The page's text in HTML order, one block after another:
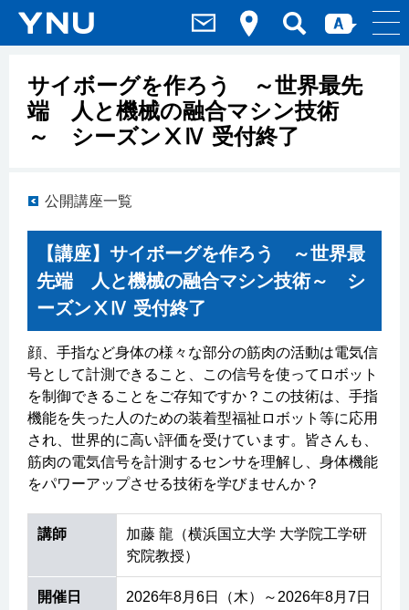
サイボーグを作ろう ～世界最先
端 人と機械の融合マシン技術
～ シーズンⅩⅣ 受付終了
公開講座一覧
【講座】サイボーグを作ろう ～世界最
先端 人と機械の融合マシン技術～ シ
ーズンⅩⅣ 受付終了
顔、手指など身体の様々な部分の筋肉の活動は電気信
号として計測できること、この信号を使ってロボット
を制御できることをご存知ですか？この技術は、手指
機能を失った人のための装着型福祉ロボット等に応用
され、世界的に高い評価を受けています。皆さんも、
筋肉の電気信号を計測するセンサを理解し、身体機能
をパワーアップさせる技術を学びませんか？
講師
加藤 龍（横浜国立大学 大学院工学研
究院教授）
開催日
2026年8月6日（木）～2026年8月7日